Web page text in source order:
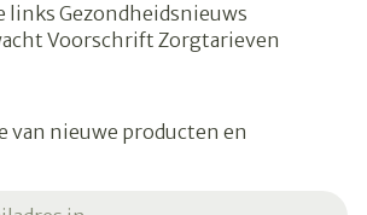
links Gezondheidsnieuws
Voorschrift Zorgtarieven
van nieuwe producten en